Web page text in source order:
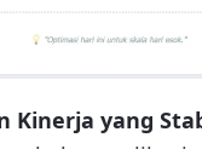
Kinerja yang